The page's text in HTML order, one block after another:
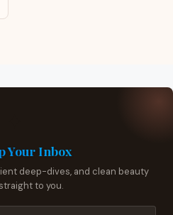
Your Inbox
deep-dives, and clean beauty
to you.